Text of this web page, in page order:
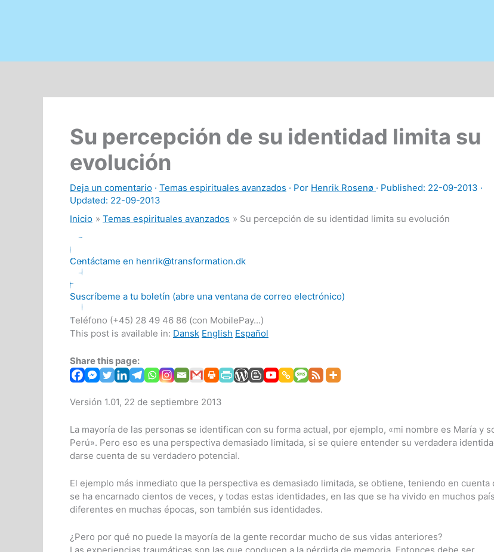
Su percepción de su identidad limita su
evolución
Deja un comentario · Temas espirituales avanzados · Por Henrik Rosenø · Published: 22-09-2013 ·
Updated: 22-09-2013
Inicio
Temas espirituales avanzados Su percepción de su identidad limita su evolución
Contáctame en henrik@transformation.dk
Suscríbeme a tu boletín (abre una ventana de correo electrónico)
Teléfono (+45) 28 49 46 86 (con MobilePay...)
This post is available in: Dansk English Español
Share this page:
Versión 1.01, 22 de septiembre 2013
La mayoría de las personas se identifican con su forma actual, por ejemplo, «mi nombre es María y
Perú». Pero eso es una perspectiva demasiado limitada, si se quiere entender su verdadera
darse cuenta de su verdadero potencial.
El ejemplo más inmediato que la perspectiva es demasiado limitada, se obtiene, teniendo en cuenta
se ha encarnado cientos de veces, y todas estas identidades, en las que se ha vivido en muchos
diferentes en muchas épocas, son también sus identidades.
¿Pero por qué no puede la mayoría de la gente recordar mucho de sus vidas anteriores?